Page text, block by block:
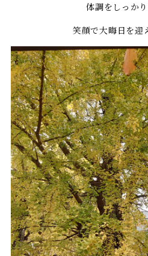
体調をしっか
笑顔で大晦日を迎